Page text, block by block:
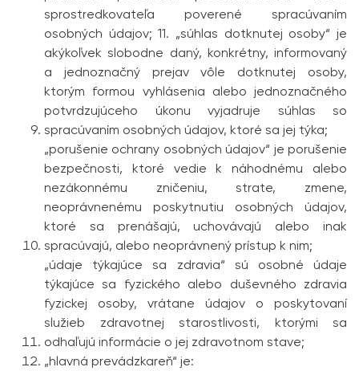
sprostred­kovateľa poverené spracúvaním
osobných údajov; 11. „súhlas dotknutej osoby“ je
akýkoľvek slobodne daný, konkrétny, informovaný
a jednoznačný prejav vôle dotknutej osoby,
ktorým formou vyhlásenia alebo jednoznačného
potvrdzujúceho úkonu vyjadruje súhlas so
spracúvaním osobných údajov, ktoré sa jej týka;
„porušenie ochrany osobných údajov“ je porušenie
bezpečnosti, ktoré vedie k náhodnému alebo
nezákonnému zničeniu, strate, zmene,
neoprávnenému poskytnutiu osobných údajov,
ktoré sa prenášajú, uchovávajú alebo inak
spracúvajú, alebo neoprávnený prístup k nim;
„údaje týkajúce sa zdravia“ sú osobné údaje
týkajúce sa fyzického alebo duševného zdravia
fyzickej osoby, vrátane údajov o poskytovaní
služieb zdravotnej starostlivosti, ktorými sa
odhaľujú informácie o jej zdravotnom stave;
„hlavná prevádzkareň“ je: